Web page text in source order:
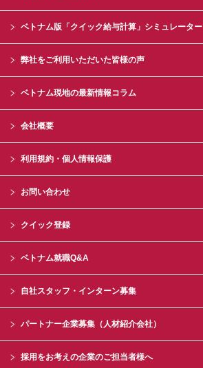
ベトナム版「クイック給与計算」シミュレーター
弊社をご利用いただいた皆様の声
ベトナム現地の最新情報コラム
会社概要
利用規約・個人情報保護
お問い合わせ
クイック登録
ベトナム就職Q&A
自社スタッフ・インターン募集
パートナー企業募集（人材紹介会社）
採用をお考えの企業のご担当者様へ